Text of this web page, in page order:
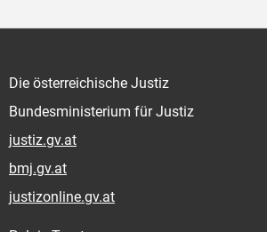
Die österreichische Justiz
Bundesministerium für Justiz
justiz.gv.at
bmj.gv.at
justizonline.gv.at